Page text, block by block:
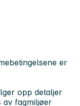
er
opp detaljer
av fagmiljøer